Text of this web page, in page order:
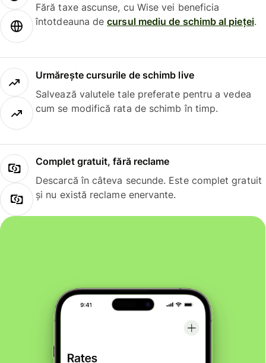
Fără taxe ascunse, cu Wise vei beneficia
întotdeauna decursul mediu de schimb al pieței.
Urmărește cursurile de schimb live
Salvează valutele tale preferate pentru a vedea
cum se modifică rata de schimb în timp.
Complet gratuit, fără reclame
Descarcă în câteva secunde. Este complet gratuit
și nu există reclame enervante.